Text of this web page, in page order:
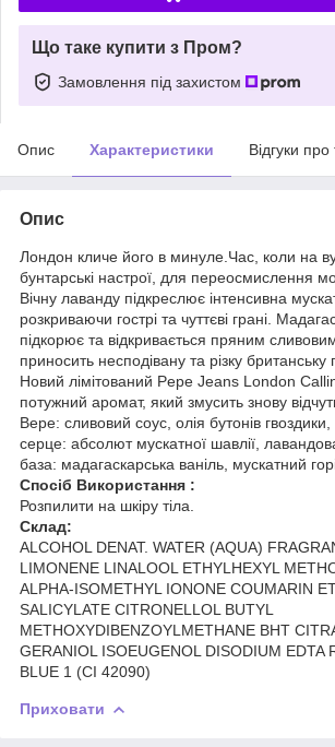
Що таке купити з Пром?
Замовлення під захистом
Опис Характеристики Відгуки про
Опис
Лондон кличе його в минуле.Час, коли на
бунтарські настрої, для переосмислення
Вічну лаванду підкреслює інтенсивна
розкриваючи гострі та чуттєві грані.
підкорює та відкривається пряним
приносить несподівану та різку британську
Новий лімітований Pepe Jeans London
потужний аромат, який змусить знову
Вере: сливовий соус, олія бутонів гвоздики,
серце: абсолют мускатної шавлії,
база: мадагаскарська ваніль, мускатний
Спосіб Використання :
Розпилити на шкіру тіла.
Склад:
ALCOHOL DENAT. WATER (AQUA)
LIMONENE LINALOOL ETHYLHEXYL
ALPHA-ISOMETHYL IONONE COUMARIN
SALICYLATE CITRONELLOL BUTYL
METHOXYDIBENZOYLMETHANE BHT
GERANIOL ISOEUGENOL DISODIUM EDTA
BLUE 1 (CI 42090)
Приховати